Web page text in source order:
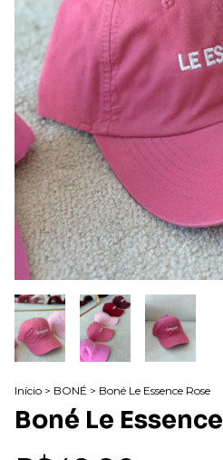
Início > BONÉ > Boné Le Essence Rose
Boné Le